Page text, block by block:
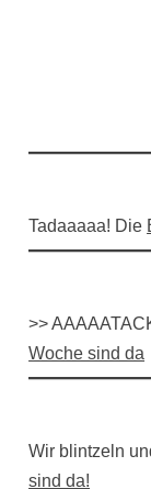
Tadaaaaa! Die
>>
Woche sind da
Wir blintzeln
sind da!